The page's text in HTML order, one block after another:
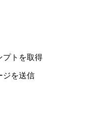
プトを取得
ジを送信